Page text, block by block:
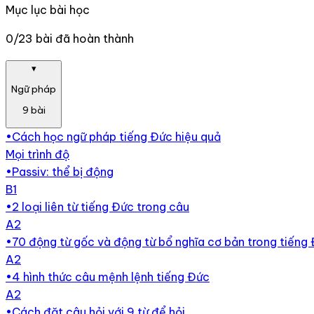
Mục lục bài học
0/23 bài đã hoàn thành
▾
Ngữ pháp
9 bài
•Cách học ngữ pháp tiếng Đức hiệu quả
Mọi trình độ
•Passiv: thể bị động
B1
•2 loại liên từ tiếng Đức trong câu
A2
•70 động từ gốc và động từ bổ nghĩa cơ bản trong tiếng
A2
•4 hình thức câu mệnh lệnh tiếng Đức
A2